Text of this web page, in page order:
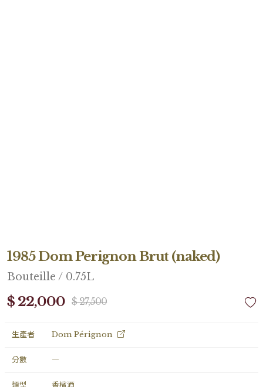
1985 Dom Perignon Brut (naked)
Bouteille / 0.75L
$ 22,000 $ 27,500
生產者 Dom Pérignon
分數 ―
類型 香檳酒